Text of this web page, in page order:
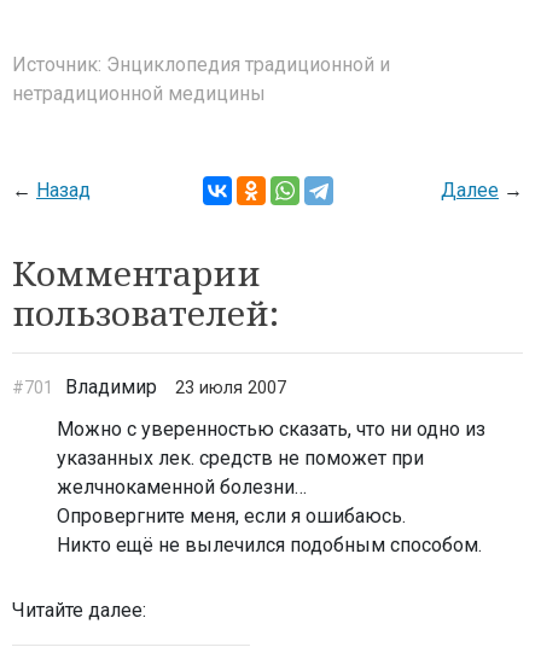
Источник: Энциклопедия традиционной и
нетрадиционной медицины
← Назад Далее →
Комментарии
пользователей:
#701 Владимир 23 июля 2007
Можно с уверенностью сказать, что ни одно из
указанных лек. средств не поможет при
желчнокаменной болезни…
Опровергните меня, если я ошибаюсь.
Никто ещё не вылечился подобным способом.
Читайте далее: